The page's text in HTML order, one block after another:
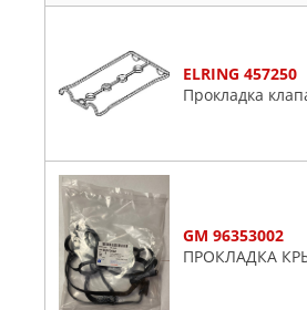
ELRING 457250
Прокладка
GM 96353002
ПРОКЛАДКА